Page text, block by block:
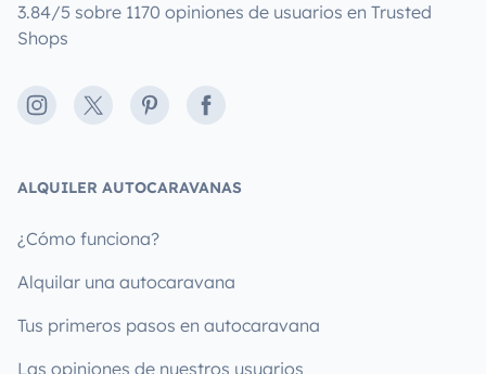
3.84/5 sobre 1170 opiniones de usuarios en Trusted
Shops
Instagram
X PinterestFacebook
ALQUILER AUTOCARAVANAS
¿Cómo funciona?
Alquilar una autocaravana
Tus primeros pasos en autocaravana
Las opiniones de nuestros usuarios